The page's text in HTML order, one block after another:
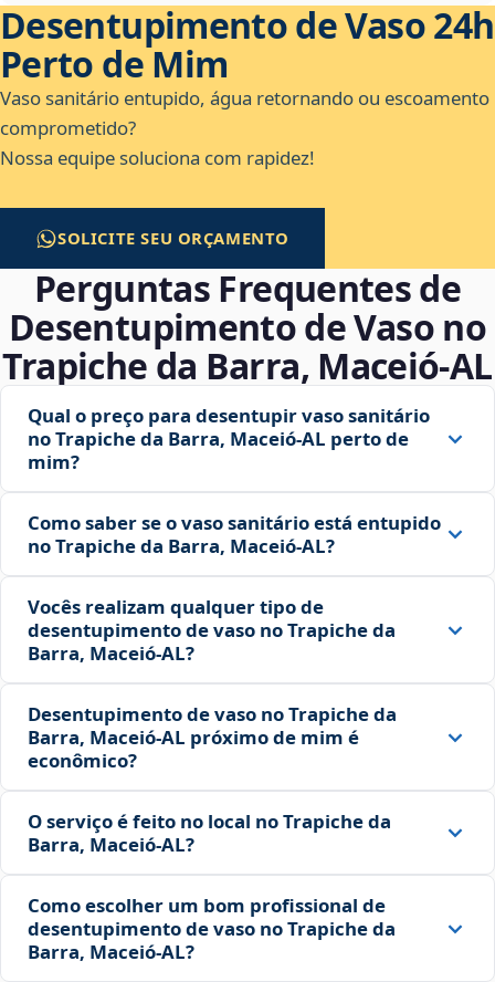
Desentupimento de Vaso 24h
Perto de Mim
Vaso sanitário entupido, água retornando ou escoamento
comprometido?
Nossa equipe soluciona com rapidez!
SOLICITE SEU ORÇAMENTO
Perguntas Frequentes de
Desentupimento de Vaso no
Trapiche da Barra, Maceió‑AL
Qual o preço para desentupir vaso sanitário
no Trapiche da Barra, Maceió‑AL perto de
mim?
Como saber se o vaso sanitário está entupido
no Trapiche da Barra, Maceió‑AL?
Vocês realizam qualquer tipo de
desentupimento de vaso no Trapiche da
Barra, Maceió‑AL?
Desentupimento de vaso no Trapiche da
Barra, Maceió‑AL próximo de mim é
econômico?
O serviço é feito no local no Trapiche da
Barra, Maceió‑AL?
Como escolher um bom profissional de
desentupimento de vaso no Trapiche da
Barra, Maceió‑AL?